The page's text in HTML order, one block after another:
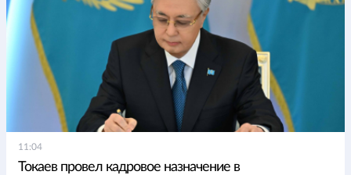
11:04
Токаев провел кадровое назначение в